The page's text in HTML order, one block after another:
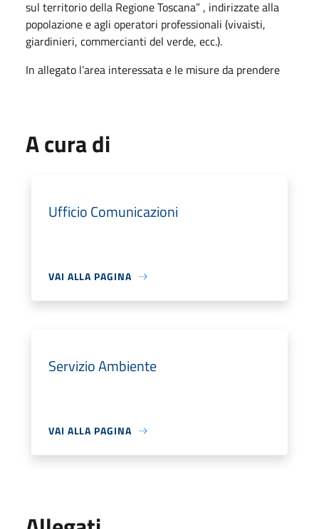
sul territorio della Regione Toscana” , indirizzate alla
popolazione e agli operatori professionali (vivaisti,
giardinieri, commercianti del verde, ecc.).
In allegato l’area interessata e le misure da prendere
A cura di
Ufficio Comunicazioni
VAI ALLA PAGINA
Servizio Ambiente
VAI ALLA PAGINA